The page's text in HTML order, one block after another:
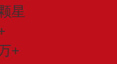
星
+